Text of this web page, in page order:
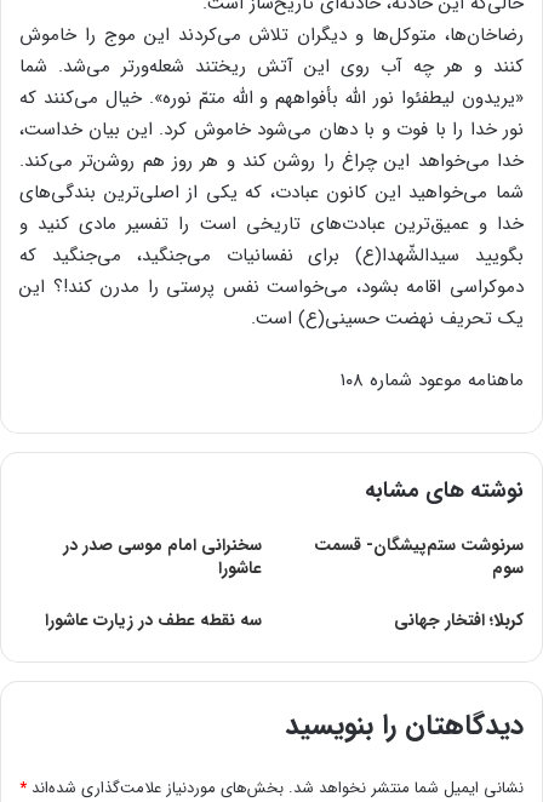
رضاخان‌ها، متوکل‌ها و دیگران تلاش می‌کردند این موج را خاموش
کنند و هر چه آب روی این آتش ریختند شعله‌ورتر می‌شد. شما
«یریدون لیطفئوا نور الله بأفواههم و الله متمّ نوره». خیال می‌کنند که
نور خدا را با فوت و با دهان می‌شود خاموش کرد. این بیان خداست،
خدا می‌خواهد این چراغ را روشن کند و هر روز هم روشن‌تر می‌کند.
شما می‌خواهید این کانون عبادت، که یکی از اصلی‌ترین بندگی‌های
خدا و عمیق‌ترین عبادت‌های تاریخی است را تفسیر مادی کنید و
بگویید سیدالشّهدا(ع) برای نفسانیات می‌جنگید، می‌جنگید که
دموکراسی اقامه بشود، می‌خواست نفس پرستی را مدرن کند!؟ این
یک تحریف نهضت حسینی(ع) است.
ماهنامه موعود شماره ۱۰۸
نوشته های مشابه
سرنوشت ستم‌پیشگان- قسمت
سوم
سخنرانی امام موسی صدر در
عاشورا
کربلا؛ افتخار جهانی
سه نقطه عطف در زیارت عاشورا
دیدگاهتان را بنویسید
نشانی ایمیل شما منتشر نخواهد شد. بخش‌های موردنیاز علامت‌گذاری شده‌اند *